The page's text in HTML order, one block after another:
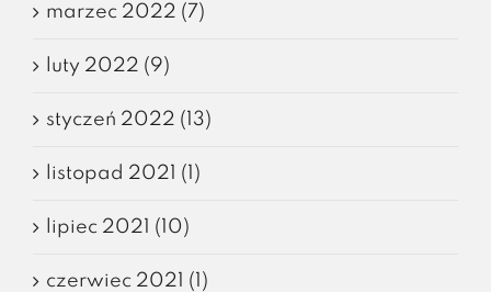
marzec 2022 (7)
luty 2022 (9)
styczeń 2022 (13)
listopad 2021 (1)
lipiec 2021 (10)
czerwiec 2021 (1)